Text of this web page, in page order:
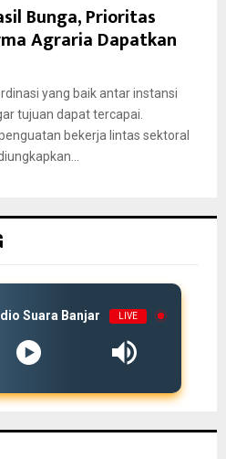
Bunga, Prioritas
Agraria Dapatkan
yang baik antar instansi
tujuan dapat tercapai.
bekerja lintas sektoral
Suara Banjar LIVE